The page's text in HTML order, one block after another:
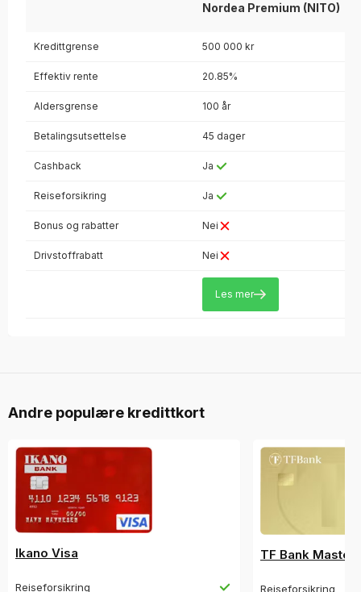
Nordea Premium (NITO)
Kredittgrense 500 000 kr
Effektiv rente 20.85%
Aldersgrense 100 år
Betalingsutsettelse 45 dager
Cashback Ja
Reiseforsikring Ja
Bonus og rabatter Nei
Drivstoffrabatt Nei
Les mer
Andre populære kredittkort
Ikano Visa
Reiseforsikring
TF Bank
Reiseforsikring